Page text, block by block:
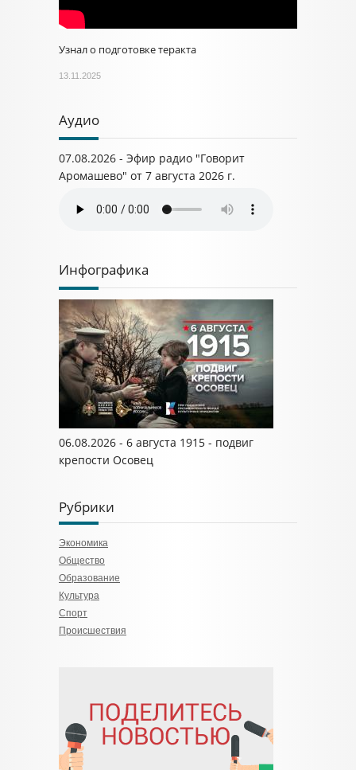
Узнал о подготовке теракта
13.11.2025
Аудио
07.08.2026 - Эфир радио "Говорит
Аромашево" от 7 августа 2026 г.
Инфографика
06.08.2026 - 6 августа 1915 - подвиг
крепости Осовец
Рубрики
Экономика
Общество
Образование
Культура
Спорт
Происшествия